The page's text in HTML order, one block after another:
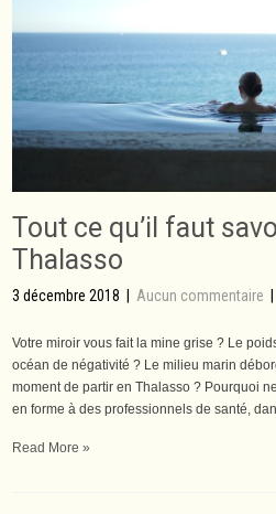
Tout ce qu’il faut
Thalasso
3 décembre 2018 Aucun commentaire
Votre miroir vous fait la mine grise ? Le
océan de négativité ? Le milieu marin
moment de partir en Thalasso ? Pourquoi
en forme à des professionnels de santé,
Read More »